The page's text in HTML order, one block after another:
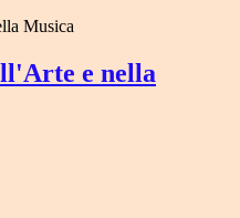
e nella